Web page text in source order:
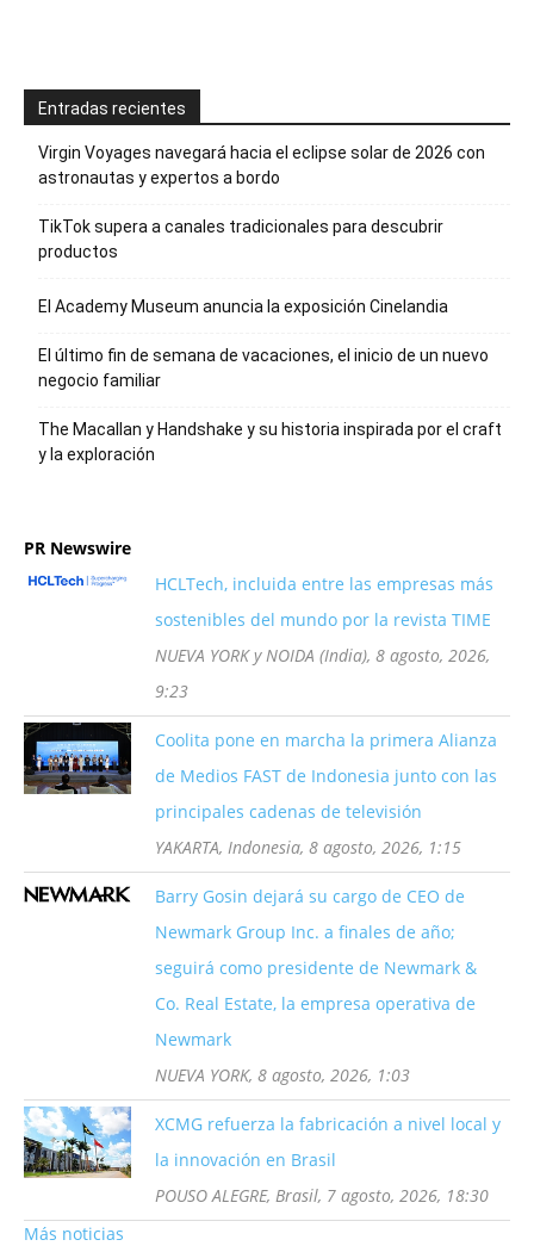
Entradas recientes
Virgin Voyages navegará hacia el eclipse solar de 2026 con
astronautas y expertos a bordo
TikTok supera a canales tradicionales para descubrir
productos
El Academy Museum anuncia la exposición Cinelandia
El último fin de semana de vacaciones, el inicio de un nuevo
negocio familiar
The Macallan y Handshake y su historia inspirada por el craft
y la exploración
PR Newswire
HCLTech, incluida entre las empresas más
sostenibles del mundo por la revista TIME
NUEVA YORK y NOIDA (India), 8 agosto, 2026,
9:23
Coolita pone en marcha la primera Alianza
de Medios FAST de Indonesia junto con las
principales cadenas de televisión
YAKARTA, Indonesia, 8 agosto, 2026, 1:15
Barry Gosin dejará su cargo de CEO de
Newmark Group Inc. a finales de año;
seguirá como presidente de Newmark &
Co. Real Estate, la empresa operativa de
Newmark
NUEVA YORK, 8 agosto, 2026, 1:03
XCMG refuerza la fabricación a nivel local y
la innovación en Brasil
POUSO ALEGRE, Brasil, 7 agosto, 2026, 18:30
Más noticias